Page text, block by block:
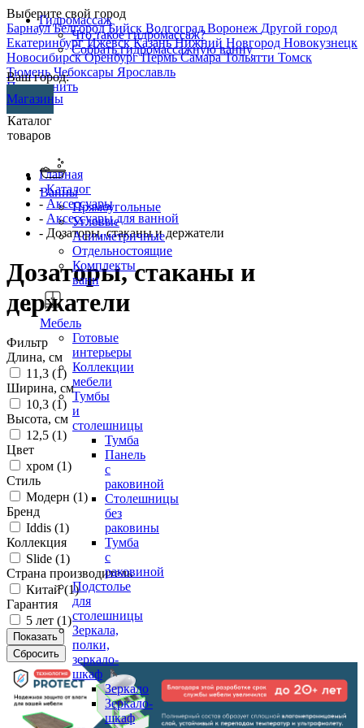
Выберите свой город
БарнаулБелгородБийск ВолгоградВоронеж Другой город
ЕкатеринбургИжевскКазаньНижний Новгород Новокузнецк
НовосибирскОренбургПермьСамараТольятти Томск
ТюменьЧебоксары Ярославль
Перезвонить
Гидромассаж
Что такое гидромассаж?
Собрать гидромассажную ванну
Ваш город:
Магазины
Каталог
товаров
Ванны
Прямоугольные
Угловые
Асимметричные
Отдельностоящие
Комплекты
ванн
Мебель
Готовые
интерьеры
Коллекции
мебели
Тумбы
и
столешницы
Тумба
Панель
с
раковиной
Столешницы
без
раковины
Тумба
с
раковиной
Подстолье
для
столешницы
Зеркала,
полки,
зеркало-
шкаф
Зеркало
Зеркало-
шкаф
Главная
-Каталог
- Аксессуары
- Аксессуары для ванной
- Дозаторы, стаканы и держатели
Дозаторы, стаканы и
держатели
Фильтр
Длина, см
11,3 (1)
Ширина, см
10,3 (1)
Высота, см
12,5 (1)
Цвет
хром (1)
Стиль
Модерн (1)
Бренд
Iddis (1)
Коллекция
Slide (1)
Страна производитель
Китай (1)
Гарантия
5 лет (1)